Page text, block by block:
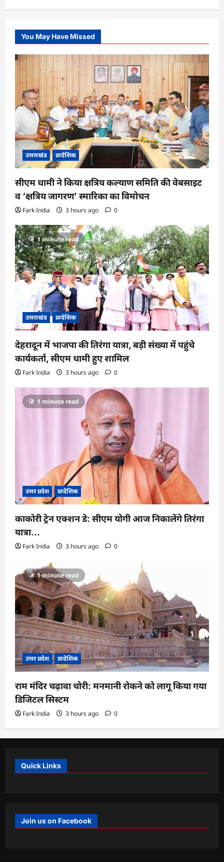
You May Have Missed
उत्तराखंड प्रादेशिक
सीएम धामी ने किया क्षत्रिय कल्याण समिति की वेबसाइट
व ‘क्षत्रिय जागरण’ स्मारिका का विमोचन
Fark India 3 hours ago 0
1 minute read
उत्तराखंड प्रादेशिक
देहरादून में भाजपा की तिरंगा यात्रा, बड़ी संख्या में पहुंचे
कार्यकर्ता, सीएम धामी हुए शामिल
Fark India 3 hours ago 0
1 minute read
उत्तर प्रदेश प्रादेशिक
काकोरी ट्रेन एक्शन डे: सीएम योगी आज निकालेंगे तिरंगा
यात्रा…
Fark India 3 hours ago 0
1 minute read
उत्तर प्रदेश प्रादेशिक
राम मंदिर चढ़ावा चोरी: मनमानी रोकने को लागू किया गया
डिजिटल सिस्टम
Fark India 3 hours ago 0
Quick Links
Join us on Facebook